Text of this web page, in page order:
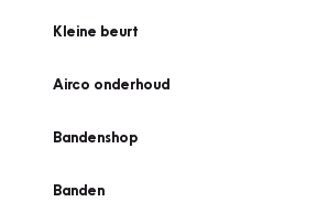
Kleine beurt
Airco onderhoud
Bandenshop
Banden